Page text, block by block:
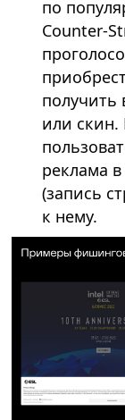
по
Counter-
получить
или скин.
реклама
(запись
к нему.